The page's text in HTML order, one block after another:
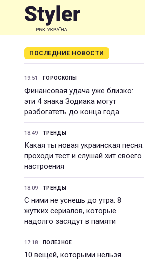
ПОСЛЕДНИЕ НОВОСТИ
19:51 ГОРОСКОПЫ
Финансовая удача уже близко:
эти 4 знака Зодиака могут
разбогатеть до конца года
18:49 ТРЕНДЫ
Какая ты новая украинская песня:
проходи тест и слушай хит своего
настроения
18:09 ТРЕНДЫ
С ними не уснешь до утра: 8
жутких сериалов, которые
надолго засядут в памяти
17:18 ПОЛЕЗНОЕ
10 вещей, которыми нельзя